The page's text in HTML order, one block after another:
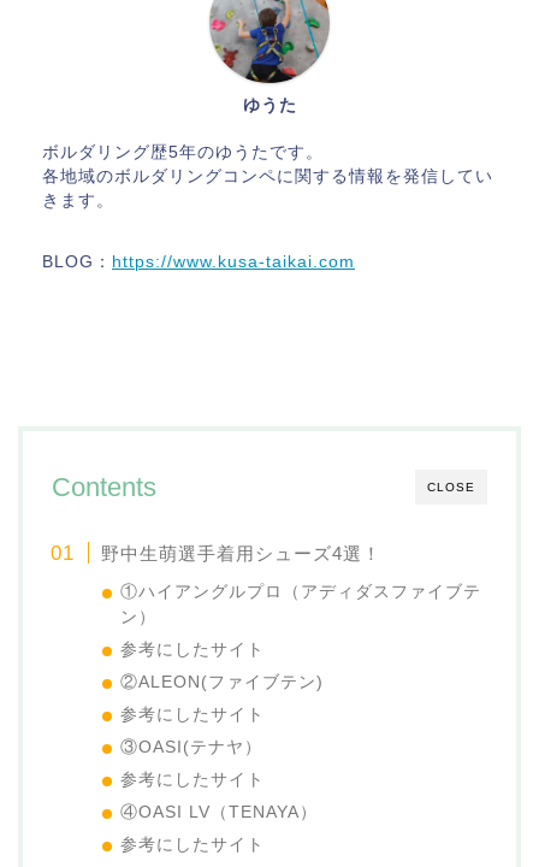
ゆうた
ボルダリング歴5年のゆうたです。
各地域のボルダリングコンペに関する情報を発信してい
きます。
BLOG： https://www.kusa-taikai.com
CLOSE
Contents
野中生萌選手着用シューズ4選！
①ハイアングルプロ（アディダスファイブテ
ン）
参考にしたサイト
②ALEON(ファイブテン)
参考にしたサイト
③OASI(テナヤ）
参考にしたサイト
④OASI LV（TENAYA）
参考にしたサイト